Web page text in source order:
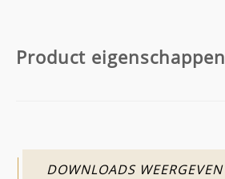
Product eigenschappen
DOWNLOADS WEERGEVEN